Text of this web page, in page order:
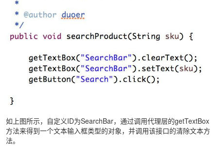
如上图所示，自定义ID为SearchBar，通过调用代理层的getTextBox
方法来得到一个文本输入框类型的对象，并调用该接口的清除文本方
法。